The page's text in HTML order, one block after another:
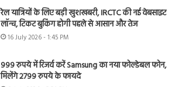
रेल यात्रियों के लिए बड़ी खुशखबरी, IRCTC की नई वेबसाइट
लॉन्च, टिकट बुकिंग होगी पहले से आसान और तेज
16 July 2026 - 1:45 PM
999 रुपये में रिजर्व करें Samsung का नया फोल्डेबल फोन,
मिलेंगे 2799 रुपये के फायदे